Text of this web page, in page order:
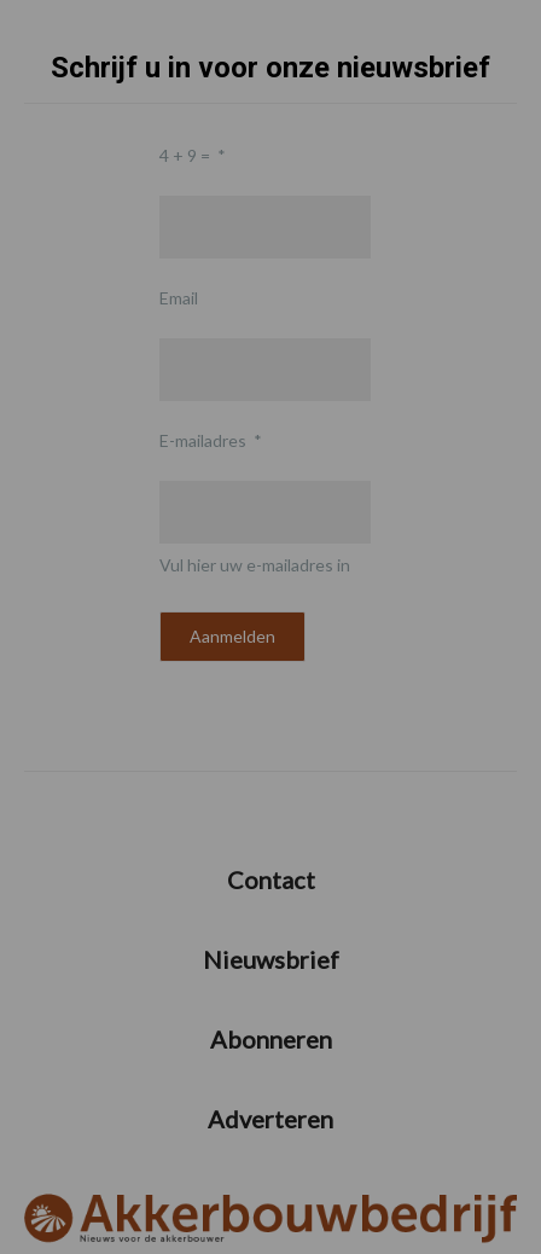
Schrijf u in voor onze nieuwsbrief
4 + 9 = *
Email
E-mailadres *
Vul hier uw e-mailadres in
Contact
Nieuwsbrief
Abonneren
Adverteren